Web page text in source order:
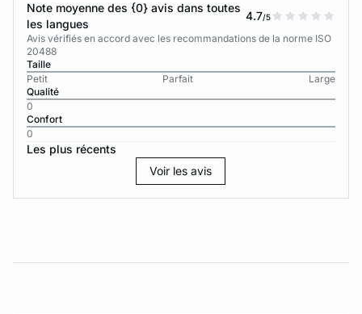
Note moyenne des {0} avis dans toutes
les langues
4.7/5
Avis vérifiés en accord avec les recommandations de la norme ISO
20488
Taille
Petit
Parfait
Large
Qualité
0
Confort
0
Les plus récents
Voir les avis